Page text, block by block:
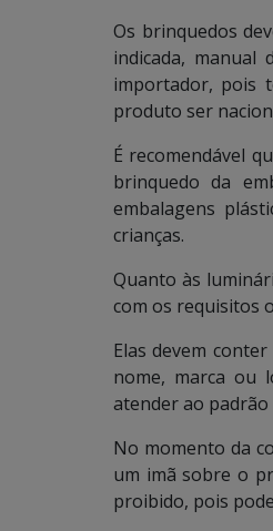
Os brinquedos
indicada, manual
importador, pois
produto ser
É recomendável
brinquedo da
embalagens
crianças.
Quanto às
com os requisitos
Elas devem
nome, marca ou
atender ao
No momento da
um imã sobre o
proibido, pois